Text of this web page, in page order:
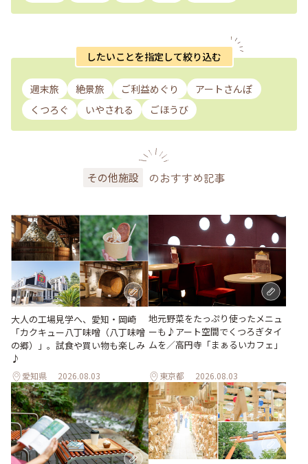
したいことを指定して絞り込む
週末旅 絶景旅 ご利益めぐり
アートさんぽ
くつろぐ
いやされる ごほうび
その他施設 のおすすめ記事
大人の工場見学へ、愛知・岡崎
「カクキュー八丁味噌（八丁味噌
の郷）」。試食や買い物も楽しみ
♪
愛知県 2026.08.03
地元野菜をたっぷり使ったメニュ
ーも♪アート空間でくつろぎタイ
ムを／高円寺「まぁるいカフェ」
東京都 2026.08.03